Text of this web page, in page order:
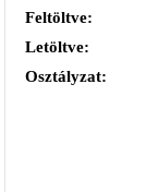
Feltöltve:
Letöltve:
Osztályzat: